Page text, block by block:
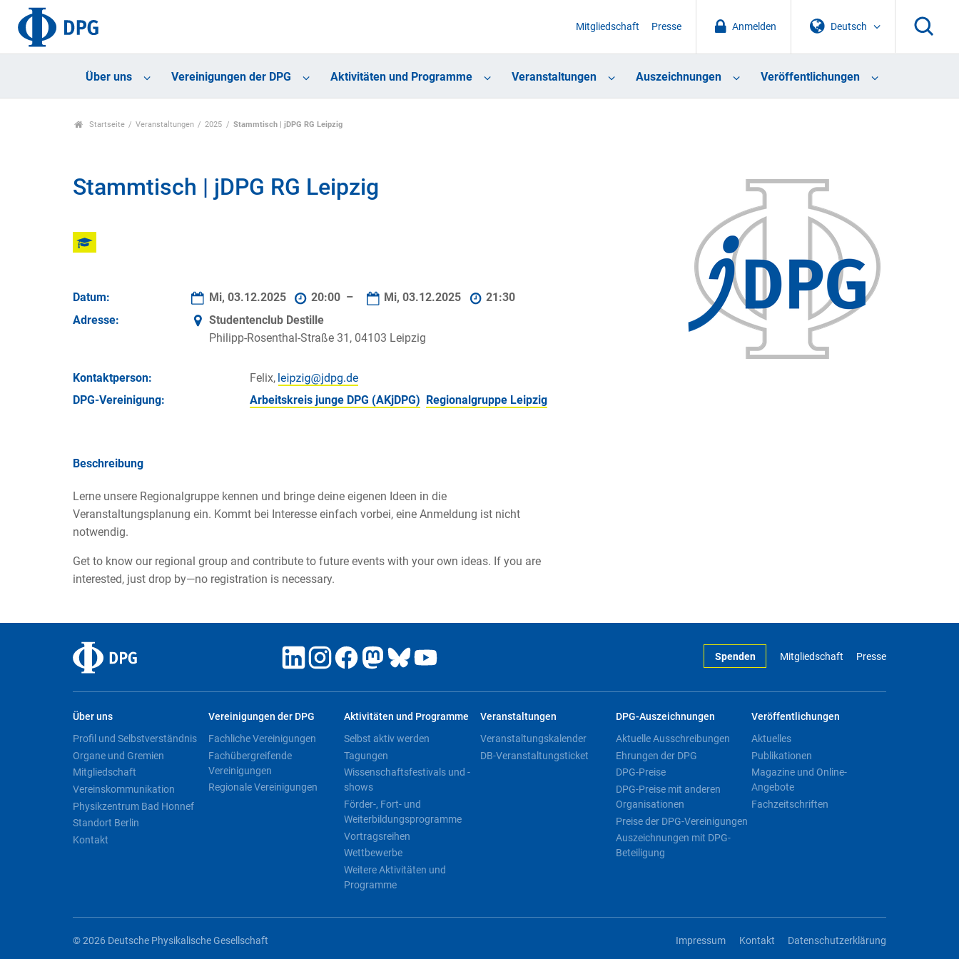
Deutsch
Anmelden
Mitgliedschaft Presse
Über uns Vereinigungen der DPG Aktivitäten und Programme Veranstaltungen Auszeichnungen Veröffentlichungen
Startseite Veranstaltungen 2025 Stammtisch | jDPG RG Leipzig
Stammtisch | jDPG RG Leipzig
Datum: Mi, 03.12.2025 20:00 – Mi, 03.12.2025
21:30
Adresse:
Studentenclub Destille
Philipp-Rosenthal-Straße 31, 04103 Leipzig
Kontakt­person:
Felix,
DPG-Vereinigung:
Arbeitskreis junge DPG (AKjDPG) Regionalgruppe Leipzig
Beschreibung
Lerne unsere Regionalgruppe kennen und bringe deine eigenen Ideen in die
Veranstaltungsplanung ein. Kommt bei Interesse einfach vorbei, eine Anmeldung ist nicht
notwendig.
Get to know our regional group and contribute to future events with your own ideas. If you are
interested, just drop by—no registration is necessary.
Spenden Mitgliedschaft Presse
Über uns
Profil und Selbstverständnis
Organe und Gremien
Mitgliedschaft
Vereinskommunikation
Physikzentrum Bad Honnef
Standort Berlin
Kontakt
Vereinigungen der DPG
Fachliche Vereinigungen
Fachübergreifende
Vereinigungen
Regionale Vereinigungen
Aktivitäten und Programme
Selbst aktiv werden
Tagungen
Wissenschaftsfestivals und -
shows
Förder-, Fort- und
Weiterbildungsprogramme
Vortragsreihen
Wettbewerbe
Weitere Aktivitäten und
Programme
Veranstaltungen
Veranstaltungskalender
DB-Veranstaltungsticket
DPG-Auszeichnungen
Aktuelle Ausschreibungen
Ehrungen der DPG
DPG-Preise
DPG-Preise mit anderen
Organisationen
Preise der DPG-Vereinigungen
Auszeichnungen mit DPG-
Beteiligung
Veröffentlichungen
Aktuelles
Publikationen
Magazine und Online-
Angebote
Fachzeitschriften
© 2026 Deutsche Physikalische Gesellschaft Impressum Kontakt Datenschutzerklärung